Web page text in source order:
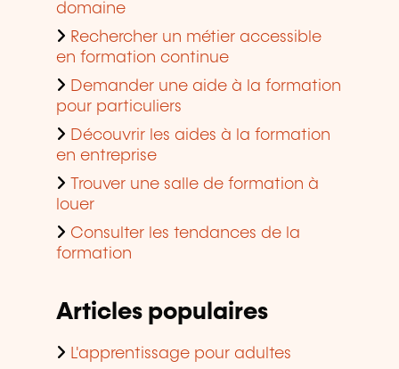
domaine
Rechercher un métier accessible
en formation continue
Demander une aide à la formation
pour particuliers
Découvrir les aides à la formation
en entreprise
Trouver une salle de formation à
louer
Consulter les tendances de la
formation
Articles populaires
L'apprentissage pour adultes